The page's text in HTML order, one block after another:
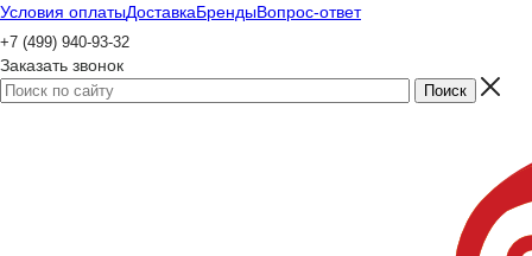
Условия оплатыДоставкаБрендыВопрос-ответ
+7 (499) 940-93-32
Заказать звонок